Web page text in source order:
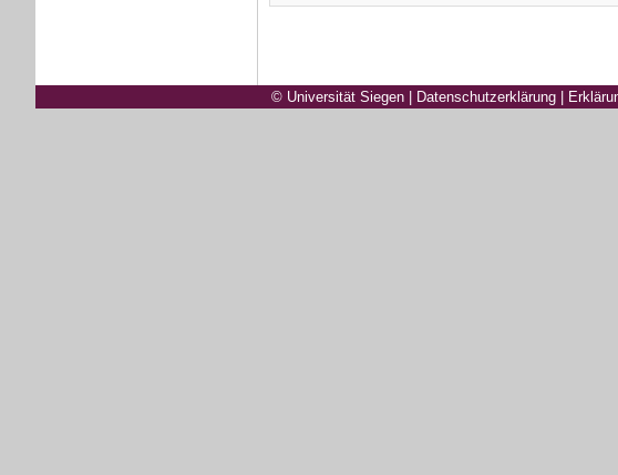
© Universität Siegen| Datenschutzerklärung|